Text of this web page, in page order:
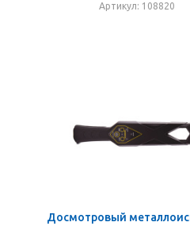
Артикул: 108820
Досмотровый